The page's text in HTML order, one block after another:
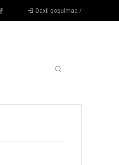
Daxil qoşulmaq /